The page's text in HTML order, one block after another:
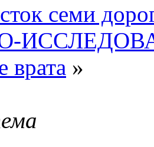
семи
врата »